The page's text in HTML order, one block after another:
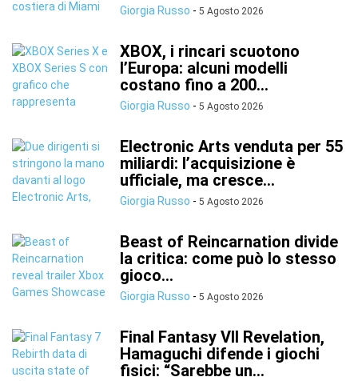
Giorgia Russo - 5 Agosto 2026
XBOX, i rincari scuotono
l’Europa: alcuni modelli
costano fino a 200...
Giorgia Russo - 5 Agosto 2026
Electronic Arts venduta per 55
miliardi: l’acquisizione è
ufficiale, ma cresce...
Giorgia Russo - 5 Agosto 2026
Beast of Reincarnation divide
la critica: come può lo stesso
gioco...
Giorgia Russo - 5 Agosto 2026
Final Fantasy VII Revelation,
Hamaguchi difende i giochi
fisici: “Sarebbe un...